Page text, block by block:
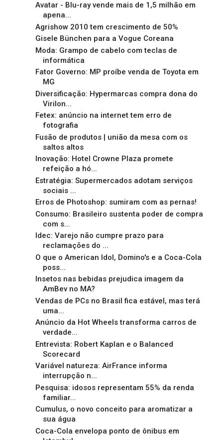
Avatar - Blu-ray vende mais de 1,5 milhão em
apena...
Agrishow 2010 tem crescimento de 50%
Gisele Bünchen para a Vogue Coreana
Moda: Grampo de cabelo com teclas de
informática
Fator Governo: MP proíbe venda de Toyota em
MG
Diversificação: Hypermarcas compra dona do
Virilon...
Fetex: anúncio na internet tem erro de
fotografia
Fusão de produtos | união da mesa com os
saltos altos
Inovação: Hotel Crowne Plaza promete
refeição a hó...
Estratégia: Supermercados adotam serviços
sociais ...
Erros de Photoshop: sumiram com as pernas!
Consumo: Brasileiro sustenta poder de compra
com s...
Idec: Varejo não cumpre prazo para
reclamações do ...
O que o American Idol, Domino's e a Coca-Cola
poss...
Insetos nas bebidas prejudica imagem da
AmBev no MA?
Vendas de PCs no Brasil fica estável, mas terá
uma...
Anúncio da Hot Wheels transforma carros de
verdade...
Entrevista: Robert Kaplan e o Balanced
Scorecard
Variável natureza: AirFrance informa
interrupção n...
Pesquisa: idosos representam 55% da renda
familiar...
Cumulus, o novo conceito para aromatizar a
sua água
Coca-Cola envelopa ponto de ônibus em